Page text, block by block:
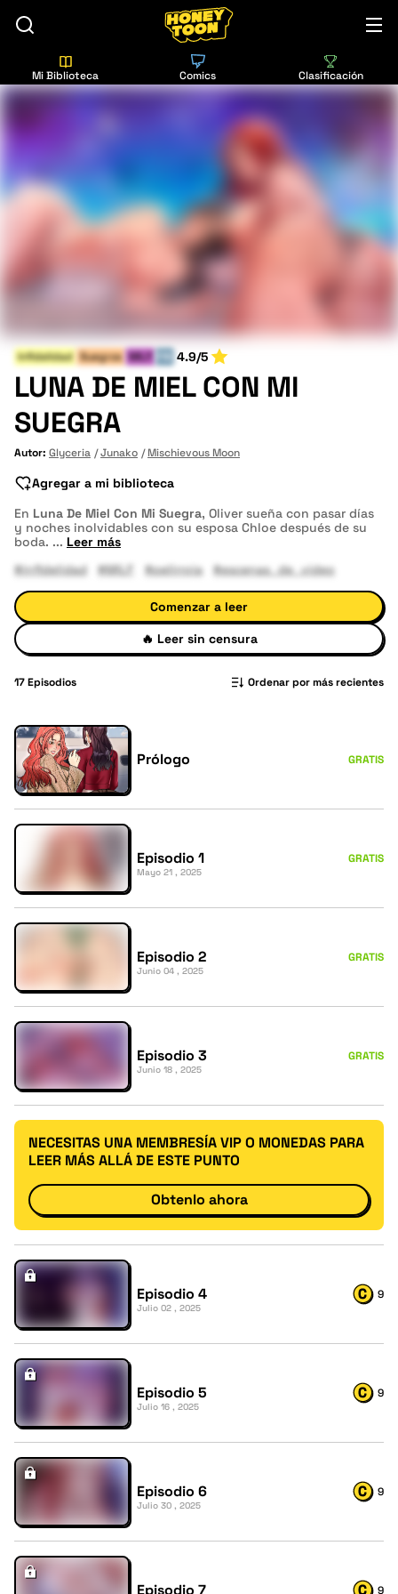
Mi Biblioteca Comics Clasificación
Infidelidad Suegros MILF 4.9/5
LUNA DE MIEL CON MI
SUEGRA
Autor: Glyceria Junako Mischievous Moon
Agregar a mi biblioteca
En Luna De Miel Con Mi Suegra, Oliver sueña con pasar días
y noches inolvidables con su esposa Chloe después de su
boda. ... Leer más
#infidelidad
#MILF #pelirroja #escenas_de_video
Comenzar a leer
🔥 Leer sin censura
17Episodios Ordenar por más recientes
Prólogo GRATIS
Episodio 1
Mayo 21 , 2025
GRATIS
Episodio 2
Junio 04 , 2025
GRATIS
Episodio 3
Junio 18 , 2025
GRATIS
NECESITAS UNA MEMBRESÍA VIP O MONEDAS PARA
LEER MÁS ALLÁ DE ESTE PUNTO
Obtenlo ahora
Episodio 4
Julio 02 , 2025
9
Episodio 5
Julio 16 , 2025
9
Episodio 6
Julio 30 , 2025
9
Episodio 7 9